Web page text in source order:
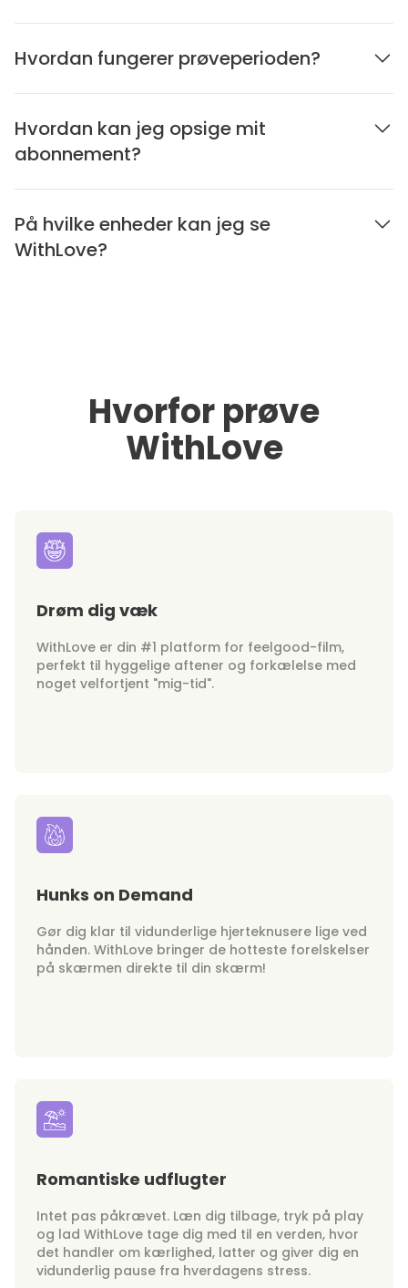
Hvordan fungerer prøveperioden?
Hvordan kan jeg opsige mit
abonnement?
På hvilke enheder kan jeg se
WithLove?
Hvorfor prøve
WithLove
Drøm dig væk
WithLove er din #1 platform for feelgood-film,
perfekt til hyggelige aftener og forkælelse med
noget velfortjent "mig-tid".
Hunks on Demand
Gør dig klar til vidunderlige hjerteknusere lige ved
hånden. WithLove bringer de hotteste forelskelser
på skærmen direkte til din skærm!
Romantiske udflugter
Intet pas påkrævet. Læn dig tilbage, tryk på play
og lad WithLove tage dig med til en verden, hvor
det handler om kærlighed, latter og giver dig en
vidunderlig pause fra hverdagens stress.